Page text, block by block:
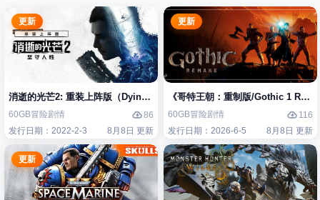
更新
消逝的光芒2: 重装上阵版（Dying Light 2 Stay Human: Reloaded Edition
60GB冒险剧情
86
发行日期：2022-2-3
8月8日 更新
更新
《哥特王朝：重制版/Gothic 1
60GB冒险剧情
116
发行日期：2026-6-5
8月8日 更新
更新